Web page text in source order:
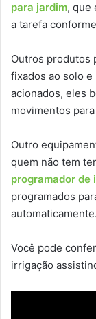
para jardim, que
a tarefa
Outros produtos
fixados ao solo e
acionados, eles
movimentos
Outro
quem não tem
programador de
programados
automaticamente.
Você pode
irrigação